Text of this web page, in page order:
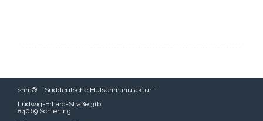
shm® – Süddeutsche Hülsenmanufaktur -
Ludwig-Erhard-Straße 31b
84069 Schierling